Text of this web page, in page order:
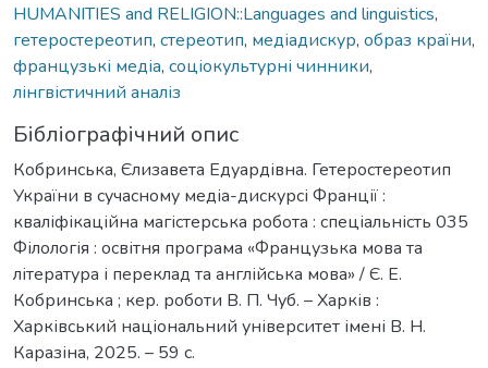
HUMANITIES and RELIGION::Languages and linguistics,
гетеростереотип, стереотип, медіадискур, образ країни,
французькі медіа, соціокультурні чинники,
лінгвістичний аналіз
Бібліографічний опис
Кобринська, Єлизавета Едуардівна. Гетеростереотип
України в сучасному медіа-дискурсі Франції :
кваліфікаційна магістерська робота : спеціальність 035
Філологія : освітня програма «Французька мова та
література і переклад та англійська мова» / Є. Е.
Кобринська ; кер. роботи В. П. Чуб. – Харків :
Харківський національний університет імені В. Н.
Каразіна, 2025. – 59 с.